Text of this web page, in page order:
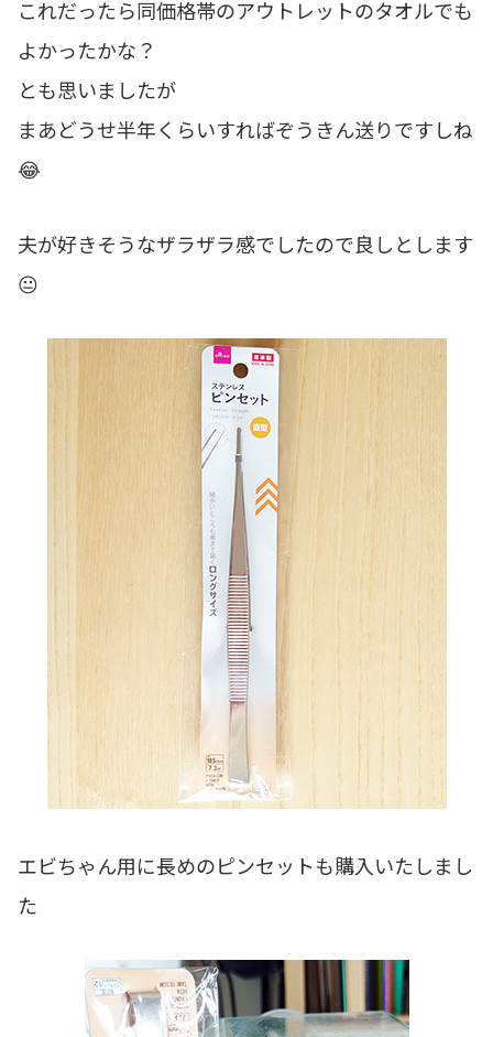
これだったら同価格帯のアウトレットのタオルでも
よかったかな？
とも思いましたが
まあどうせ半年くらいすればぞうきん送りですしね
😂
夫が好きそうなザラザラ感でしたので良しとします
😐
エビちゃん用に長めのピンセットも購入いたしまし
た